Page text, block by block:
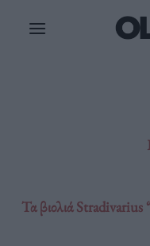
Τα βιολιά Stradivarius